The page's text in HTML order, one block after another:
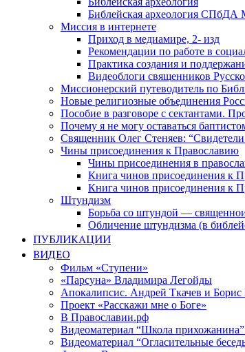
Библейская археология СПбДА
Миссия в интернете
Приход в медиамире, 2- изд
Рекомендации по работе в
Практика создания и
Видеоблоги священников
Миссионерский путеводитель по
Новые религиозные объединения
Пособие в разговоре с сектантами.
Почему я не могу оставаться
Священник Олег Стеняев:
Чины присоединения к Православию
Чины присоединения в
Книга чинов присоединения к
Книга чинов присоединения к
Штундизм
Борьба со штундой —
Обличение штундизма (в
ПУБЛИКАЦИИ
ВИДЕО
Фильм «Ступени»
«Парсуна» Владимира Легойды
Апокалипсис. Андрей Ткачев и Борис
Проект «Расскажи мне о Боге»
В Православии.рф
Видеоматериал “Школа
Видеоматериал “Огласительные